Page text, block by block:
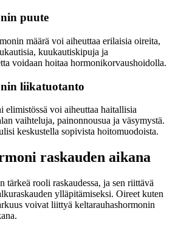
puute
määrä voi aiheuttaa erilaisia oireita,
kuukautiskipuja ja
voidaan hoitaa hormonikorvaushoidolla.
liikatuotanto
elimistössä voi aiheuttaa haitallisia
vaihteluja, painonnousua ja väsymystä.
keskustella sopivista hoitomuodoista.
raskauden aikana
tärkeä rooli raskaudessa, ja sen riittävä
ylläpitämiseksi. Oireet kuten
voivat liittyä keltarauhashormonin